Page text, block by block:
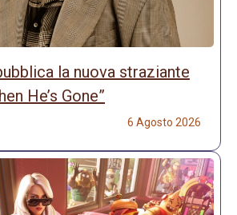
la nuova straziante
He’s Gone”
6 Agosto 2026